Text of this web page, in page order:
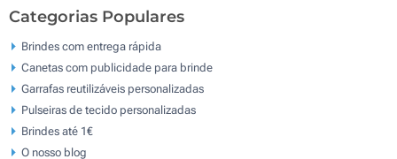
Categorias Populares
Brindes com entrega rápida
Canetas com publicidade para brinde
Garrafas reutilizáveis personalizadas
Pulseiras de tecido personalizadas
Brindes até 1€
O nosso blog